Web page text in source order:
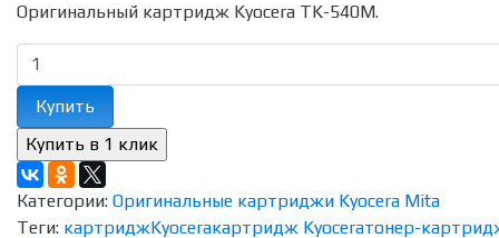
Оригинальный картридж Kyocera TK-540M.
Купить
Категории: Оригинальные картриджи Kyocera Mita
Теги: картриджKyoceraкартридж Kyoceraтонер-